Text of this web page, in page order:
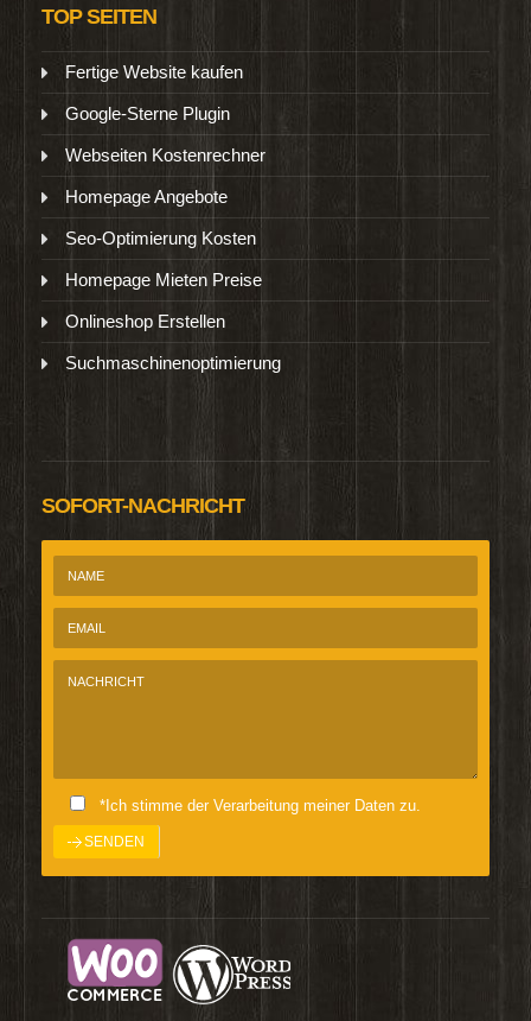
TOP SEITEN
Fertige Website kaufen
Google-Sterne Plugin
Webseiten Kostenrechner
Homepage Angebote
Seo-Optimierung Kosten
Homepage Mieten Preise
Onlineshop Erstellen
Suchmaschinenoptimierung
SOFORT-NACHRICHT
*Ich stimme der Verarbeitung meiner Daten zu.